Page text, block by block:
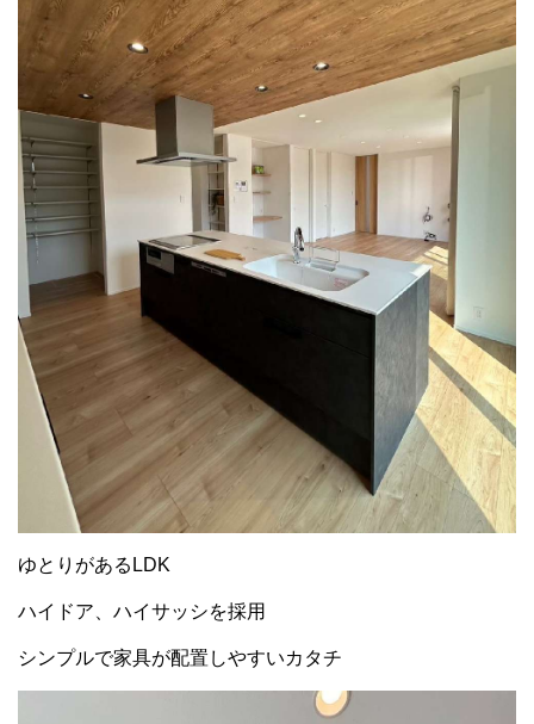
ゆとりがあるLDK
ハイドア、ハイサッシを採用
シンプルで家具が配置しやすいカタチ